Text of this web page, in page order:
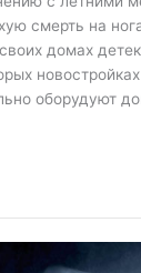
смерть на
домах
оборудуют